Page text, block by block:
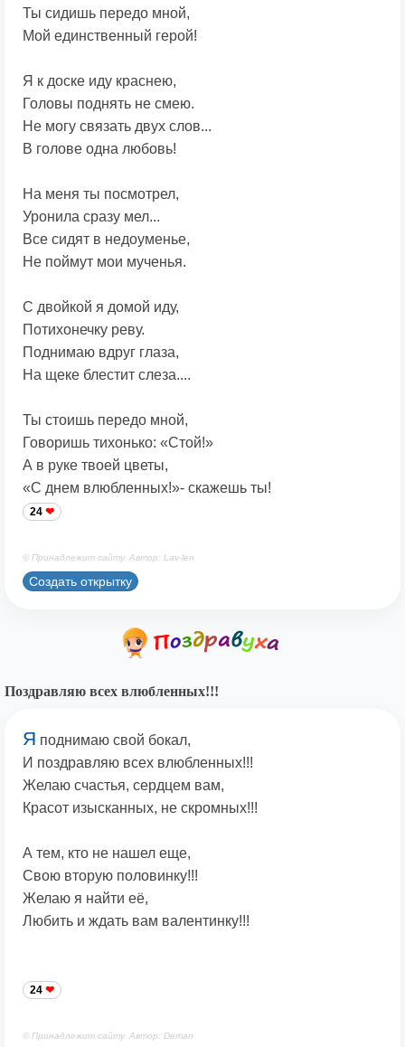
Ты сидишь передо мной,
Мой единственный герой!
Я к доске иду краснею,
Головы поднять не смею.
Не могу связать двух слов...
В голове одна любовь!
На меня ты посмотрел,
Уронила сразу мел...
Все сидят в недоуменье,
Не поймут мои мученья.
С двойкой я домой иду,
Потихонечку реву.
Поднимаю вдруг глаза,
На щеке блестит слеза....
Ты стоишь передо мной,
Говоришь тихонько: «Стой!»
А в руке твоей цветы,
«С днем влюбленных!»- скажешь ты!
24
© Принадлежит сайту. Автор: Lav-len
Создать открытку
Поздравляю всех влюбленных!!!
Я поднимаю свой бокал,
И поздравляю всех влюбленных!!!
Желаю счастья, сердцем вам,
Красот изысканных, не скромных!!!
А тем, кто не нашел еще,
Свою вторую половинку!!!
Желаю я найти её,
Любить и ждать вам валентинку!!!
24
© Принадлежит сайту. Автор: Deman